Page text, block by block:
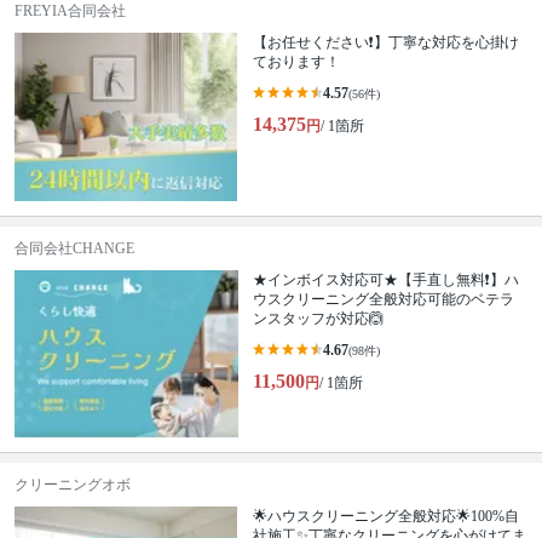
FREYIA合同会社
【お任せください❗️】丁寧な対応を心掛け
ております！
4.57(56件)
14,375円/ 1箇所
合同会社CHANGE
★インボイス対応可★【手直し無料❗️】ハ
ウスクリーニング全般対応可能のベテラ
ンスタッフが対応🙆
4.67(98件)
11,500円/ 1箇所
クリーニングオボ
🌟ハウスクリーニング全般対応🌟100%自